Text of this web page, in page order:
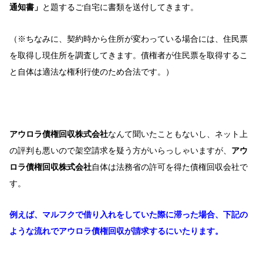
通知書」 と題するご自宅に書類を送付してきます。
（※ちなみに、契約時から住所が変わっている場合には、住民票
を取得し現住所を調査してきます。債権者が住民票を取得するこ
と自体は適法な権利行使のため合法です。）
アウロラ債権回収株式会社なんて聞いたこともないし、ネット上
の評判も悪いので架空請求を疑う方がいらっしゃいますが、 アウ
ロラ債権回収株式会社自体は法務省の許可を得た債権回収会社で
す。
例えば、マルフクで借り入れをしていた際に滞った場合、下記の
ような流れでアウロラ債権回収が請求するにいたります。